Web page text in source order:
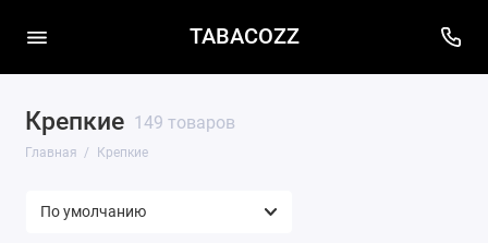
TABACOZZ
Крепкие 149 товаров
Главная Крепкие